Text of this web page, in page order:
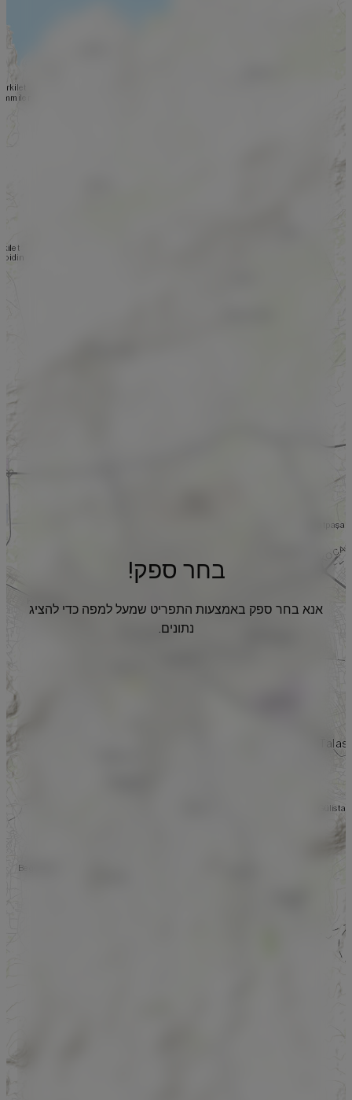
בחר ספק!
אנא בחר ספק באמצעות התפריט שמעל למפה כדי להציג
נתונים.